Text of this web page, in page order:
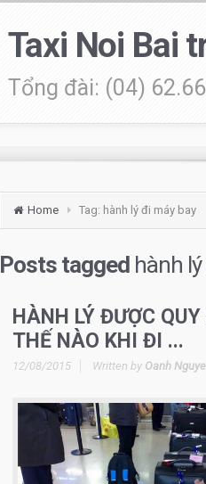
Taxi Noi Bai
Tổng đài: (04)
Home Tag: hành lý đi máy bay
Posts tagged hành
HÀNH LÝ ĐƯỢC
THẾ NÀO KHI ĐI ...
12/08/2015 Written by Oanh